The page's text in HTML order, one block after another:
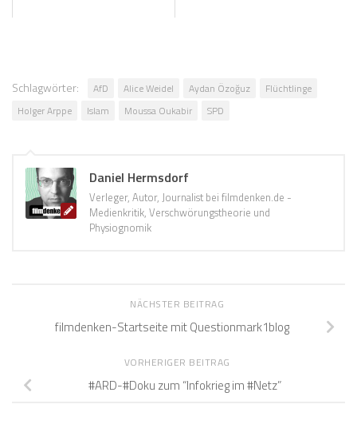
Schlagwörter: AfD Alice Weidel Aydan Özoğuz
Flüchtlinge
Holger Arppe
Islam Moussa Oukabir SPD
Daniel Hermsdorf
Verleger, Autor, Journalist bei filmdenken.de -
Medienkritik, Verschwörungstheorie und
Physiognomik
NÄCHSTER BEITRAG
filmdenken-Startseite mit Questionmark1blog
VORHERIGER BEITRAG
#ARD-#Doku zum “Infokrieg im #Netz”